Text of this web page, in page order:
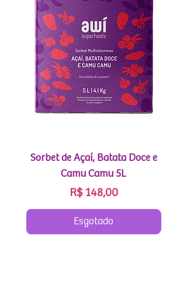
Sorbet de Açaí, Batata Doce e
Camu Camu 5L
Preço
R$ 148,00
Esgotado